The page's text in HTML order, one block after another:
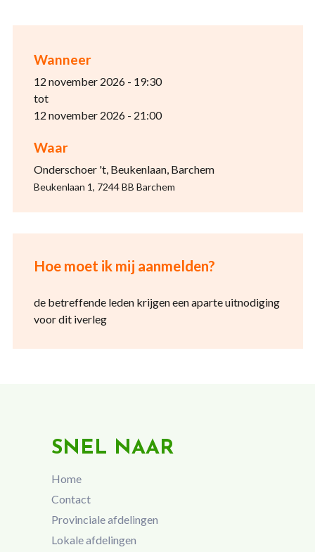
Wanneer
12 november 2026 - 19:30
tot
12 november 2026 - 21:00
Waar
Onderschoer 't, Beukenlaan, Barchem
Beukenlaan 1, 7244 BB Barchem
Hoe moet ik mij aanmelden?
de betreffende leden krijgen een aparte uitnodiging
voor dit iverleg
SNEL NAAR
Home
Contact
Provinciale afdelingen
Lokale afdelingen